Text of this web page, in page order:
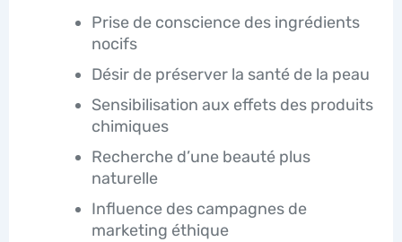
Prise de conscience des ingrédients
nocifs
Désir de préserver la santé de la peau
Sensibilisation aux effets des produits
chimiques
Recherche d’une beauté plus
naturelle
Influence des campagnes de
marketing éthique